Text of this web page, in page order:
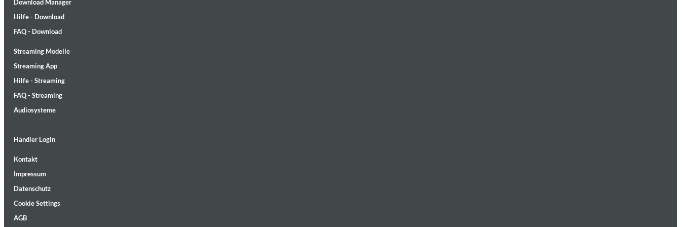
Tsuyoshi Yamamoto Trio
Genre:Jazz
Download Manager
Hilfe - Download
FAQ - Download
Streaming Modelle
Streaming App
Hilfe - Streaming
FAQ - Streaming
Audiosysteme
Händler Login
Kontakt
Impressum
Datenschutz
Cookie Settings
AGB